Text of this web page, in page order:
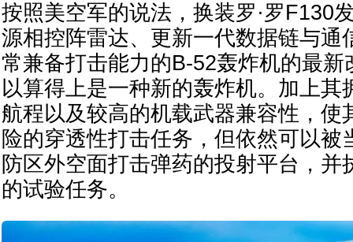
按照美空军的说法，换装罗·罗F130
源相控阵雷达、更新一代数据链与通
常兼备打击能力的B-52轰炸机的最
以算得上是一种新的轰炸机。加上其
航程以及较高的机载武器兼容性，使
险的穿透性打击任务，但依然可以被
防区外空面打击弹药的投射平台，并
的试验任务。